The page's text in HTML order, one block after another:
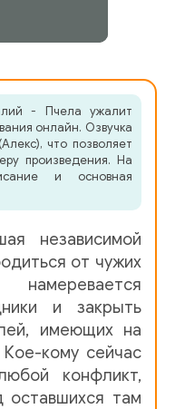
- Пчела ужалит
онлайн. Озвучка
что позволяет
произведения. На
и основная
независимой
от чужих
и закрыть
имеющих на
кому сейчас
конфликт,
оставшихся там